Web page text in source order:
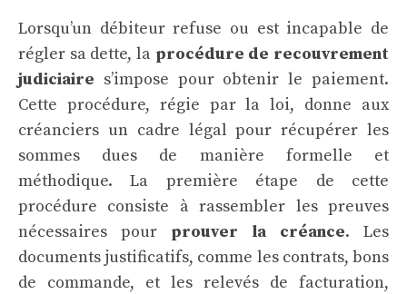
Lorsqu’un débiteur refuse ou est incapable de
régler sa dette, la procédure de recouvrement
judiciaire s’impose pour obtenir le paiement.
Cette procédure, régie par la loi, donne aux
créanciers un cadre légal pour récupérer les
sommes dues de manière formelle et
méthodique. La première étape de cette
procédure consiste à rassembler les preuves
nécessaires pour prouver la créance. Les
documents justificatifs, comme les contrats, bons
de commande, et les relevés de facturation,